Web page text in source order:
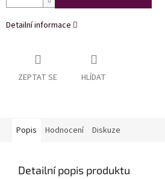
Detailní informace
ZEPTAT SE HLÍDAT
Popis Hodnocení Diskuze
Detailní popis produktu